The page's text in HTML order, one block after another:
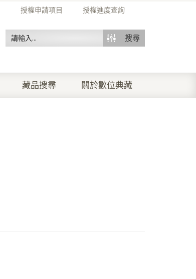
授權申請項目 授權進度查詢
搜尋
藏品搜尋 關於數位典藏